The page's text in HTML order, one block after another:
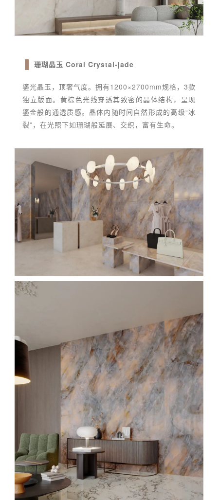
珊瑚晶玉 Coral Crystal-jade
鎏光晶玉，顶奢气度。拥有1200×2700mm规格，3款
独立版面。黄棕色光线穿透其致密的晶体结构，呈现
鎏金般的通透质感。晶体内随时间自然形成的高级“冰
裂”，在光照下如珊瑚般延展、交织，富有生命。